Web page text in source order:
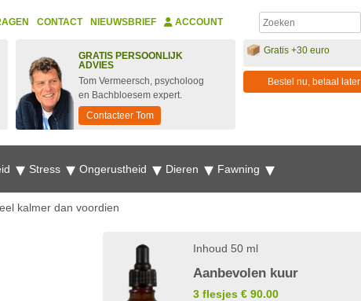
CONTACT NIEUWSBRIEF ACCOUNT
GRATIS PERSOONLIJK
ADVIES
Tom Vermeersch, psycholoog
en Bachbloesem expert.
Contacteer Tom
Gratis +30 euro
Bestel nu, betaal later
Stress Ongerustheid Dieren Fawning
kalmer dan voordien
Inhoud 50 ml
Aanbevolen kuur
3 flesjes € 90.00